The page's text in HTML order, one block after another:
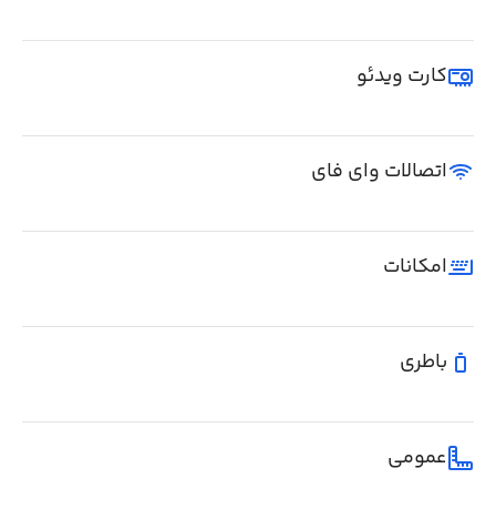
کارت ویدئو
اتصالات وای فای
امکانات
باطری
عمومی